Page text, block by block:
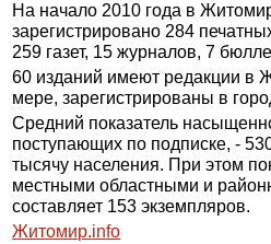
На начало 2010 года в
зарегистрировано 284
259 газет, 15 журналов, 7
60 изданий имеют редакции в
мере, зарегистрированы в
Средний показатель
поступающих по подписке, -
тысячу населения. При этом
местными областными и
составляет 153 экземпляров.
Житомир.info